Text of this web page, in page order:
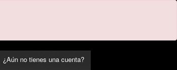
¿Aún no tienes una cuenta?